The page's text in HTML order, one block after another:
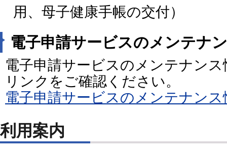
用、母子健康手帳の交付）
電子申請サービスのメンテナ
電子申請サービスのメンテナン
リンクをご確認ください。
電子申請サービスのメンテナンス
利用案内